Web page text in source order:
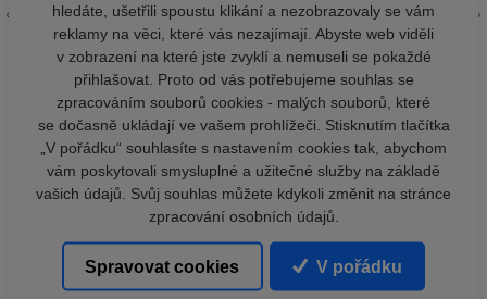
hledáte, ušetřili spoustu klikání a nezobrazovaly se vám
reklamy na věci, které vás nezajímají. Abyste web viděli
v zobrazení na které jste zvyklí a nemuseli se pokaždé
přihlašovat. Proto od vás potřebujeme souhlas se
zpracováním souborů cookies - malých souborů, které
se dočasně ukládají ve vašem prohlížeči. Stisknutím tlačítka
„V pořádku“ souhlasíte s nastavením cookies tak, abychom
vám poskytovali smysluplné a užitečné služby na základě
vašich údajů. Svůj souhlas můžete kdykoli změnit na stránce
zpracování osobních údajů.
Spravovat cookies V pořádku